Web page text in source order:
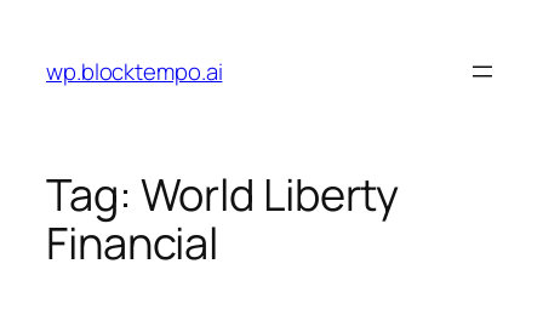
content
wp.blocktempo.ai
Tag: World Liberty
Financial